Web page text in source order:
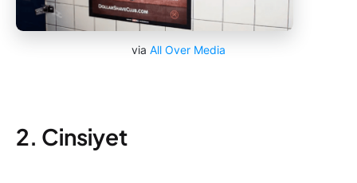
via All Over Media
2. Cinsiyet